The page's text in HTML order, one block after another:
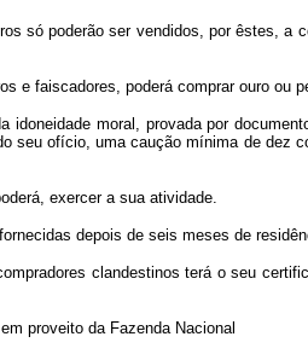
só poderão ser vendidos, por êstes,
e faiscadores, poderá comprar ouro
moral, provada por
ofício, uma caução mínima de dez
exercer a sua atividade.
depois de seis meses de
clandestinos terá o seu
proveito da Fazenda Nacional